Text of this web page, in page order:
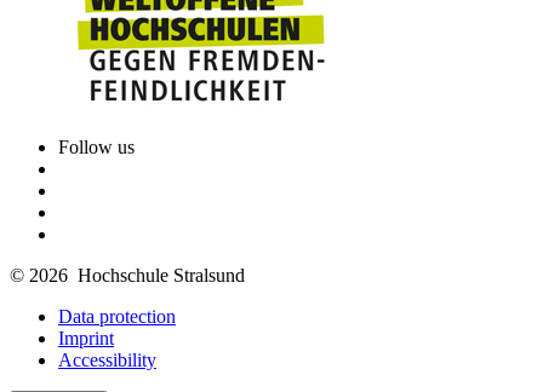
Follow us
© 2026 Hochschule Stralsund
Data protection
Imprint
Accessibility